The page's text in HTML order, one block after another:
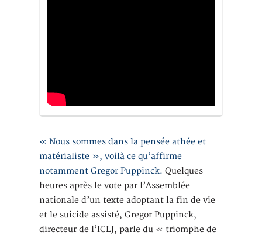
« Nous sommes dans la pensée athée et
matérialiste », voilà ce qu’affirme
notamment Gregor Puppinck. Quelques
heures après le vote par l’Assemblée
nationale d’un texte adoptant la fin de vie
et le suicide assisté, Gregor Puppinck,
directeur de l’ICLJ, parle du « triomphe de